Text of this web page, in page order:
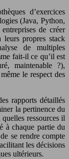
d’exercices
(Java, Python,
de créer
leurs propres stack
de multiples
fait-il ce qu’il est
maintenable ?),
le respect des
rapports détaillés
la pertinence du
ressources il
à chaque partie du
se rendre compte
les décisions
ultérieurs.